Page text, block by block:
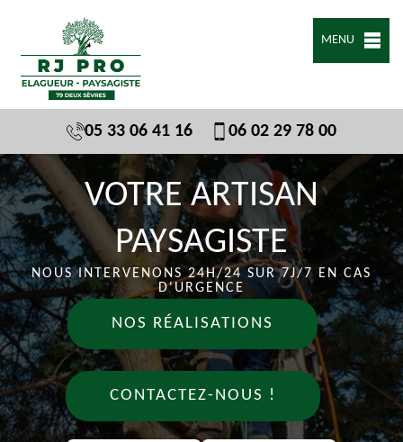
MENU
05 33 06 41 16 06 02 29 78 00
VOTRE ARTISAN
PAYSAGISTE
NOUS INTERVENONS 24H/24 SUR 7J/7 EN CAS
D'URGENCE
NOS RÉALISATIONS
CONTACTEZ-NOUS !